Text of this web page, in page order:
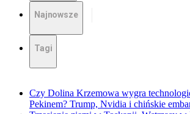
Najnowsze
Tagi
Czy Dolina Krzemowa wygra
Pekinem? Trump, Nvidia i chińskie